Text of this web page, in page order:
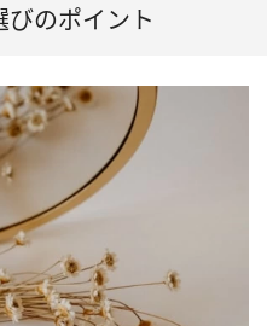
のポイント